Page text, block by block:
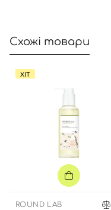
Схожі товари
ХІТ
ROUND LAB
Увійти